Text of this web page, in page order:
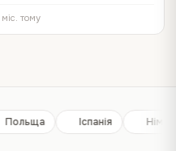
томуімператниці Євгенії За
Матильди" заради
тому
Польща Іспанія